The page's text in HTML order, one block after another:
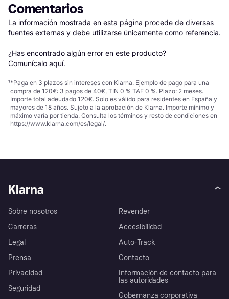
Comentarios
La información mostrada en esta página procede de diversas
fuentes externas y debe utilizarse únicamente como referencia.
¿Has encontrado algún error en este producto?
Comunícalo aquí.
¹*Paga en 3 plazos sin intereses con Klarna. Ejemplo de pago para una
compra de 120€: 3 pagos de 40€, TIN 0 % TAE 0 %. Plazo: 2 meses.
Importe total adeudado 120€. Solo es válido para residentes en España y
mayores de 18 años. Sujeto a la aprobación de Klarna. Importe mínimo y
máximo varía por tienda. Consulta los términos y resto de condiciones en
https://www.klarna.com/es/legal/.
Klarna
Sobre nosotros
Carreras
Legal
Prensa
Privacidad
Seguridad
Revender
Accesibilidad
Auto-Track
Contacto
Información de contacto para
las autoridades
Gobernanza corporativa